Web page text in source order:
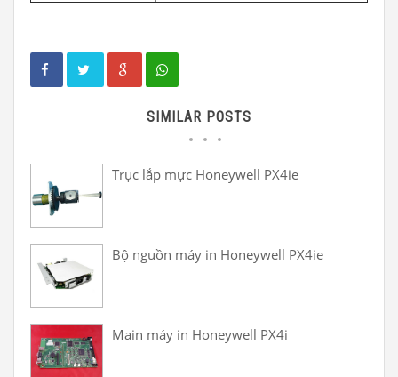
SIMILAR POSTS
Trục lắp mực Honeywell PX4ie
Bộ nguồn máy in Honeywell PX4ie
Main máy in Honeywell PX4i